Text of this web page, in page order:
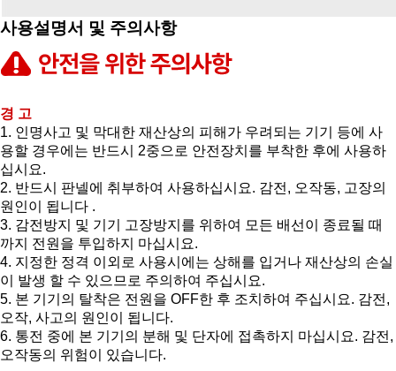
사용설명서 및 주의사항
경 고
1. 인명사고 및 막대한 재산상의 피해가 우려되는 기기 등에 사
용할 경우에는 반드시 2중으로 안전장치를 부착한 후에 사용하
십시요.
2. 반드시 판넬에 취부하여 사용하십시요. 감전, 오작동, 고장의
원인이 됩니다 .
3. 감전방지 및 기기 고장방지를 위하여 모든 배선이 종료될 때
까지 전원을 투입하지 마십시요.
4. 지정한 정격 이외로 사용시에는 상해를 입거나 재산상의 손실
이 발생 할 수 있으므로 주의하여 주십시요.
5. 본 기기의 탈착은 전원을 OFF한 후 조치하여 주십시요. 감전,
오작, 사고의 원인이 됩니다.
6. 통전 중에 본 기기의 분해 및 단자에 접촉하지 마십시요. 감전,
오작동의 위험이 있습니다.